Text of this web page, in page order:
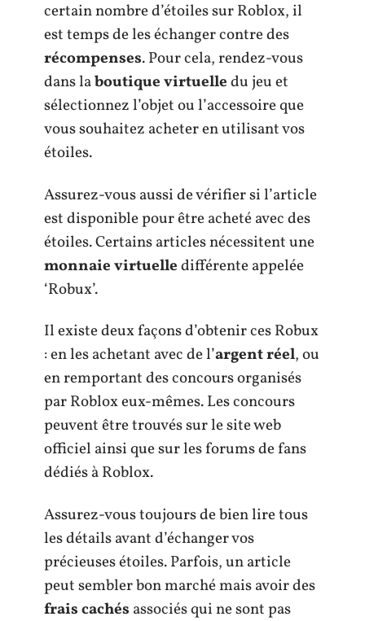
certain nombre d’étoiles sur Roblox, il
est temps de les échanger contre des
récompenses. Pour cela, rendez-vous
dans laboutique virtuelledu jeu et
sélectionnez l’objet ou l’accessoire que
vous souhaitez acheter en utilisant vos
étoiles.
Assurez-vous aussi de vérifier si l’article
est disponible pour être acheté avec des
étoiles. Certains articles nécessitent une
monnaie virtuelledifférente appelée
‘Robux’.
Il existe deux façons d’obtenir ces Robux
: en les achetant avec de l’argent réel, ou
en remportant des concours organisés
par Roblox eux-mêmes. Les concours
peuvent être trouvés sur le site web
officiel ainsi que sur les forums de fans
dédiés à Roblox.
Assurez-vous toujours de bien lire tous
les détails avant d’échanger vos
précieuses étoiles. Parfois, un article
peut sembler bon marché mais avoir des
frais cachés associés qui ne sont pas